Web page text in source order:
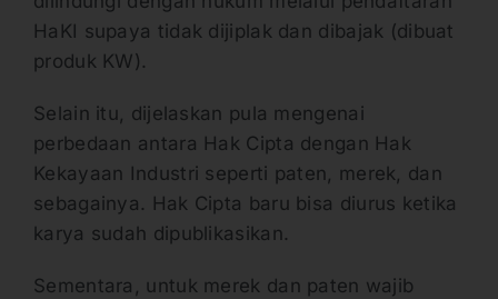
HaKI supaya tidak dijiplak dan dibajak (dibuat
produk KW).
Selain itu, dijelaskan pula mengenai
perbedaan antara Hak Cipta dengan Hak
Kekayaan Industri seperti paten, merek, dan
sebagainya. Hak Cipta baru bisa diurus ketika
karya sudah dipublikasikan.
Sementara, untuk merek dan paten wajib